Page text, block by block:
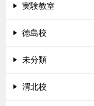
実験教室
徳島校
未分類
渭北校